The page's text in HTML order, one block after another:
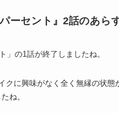
ーセント』2話のあら
」の1話が終了しましたね。
クに興味がなく全く無縁の状
ね。